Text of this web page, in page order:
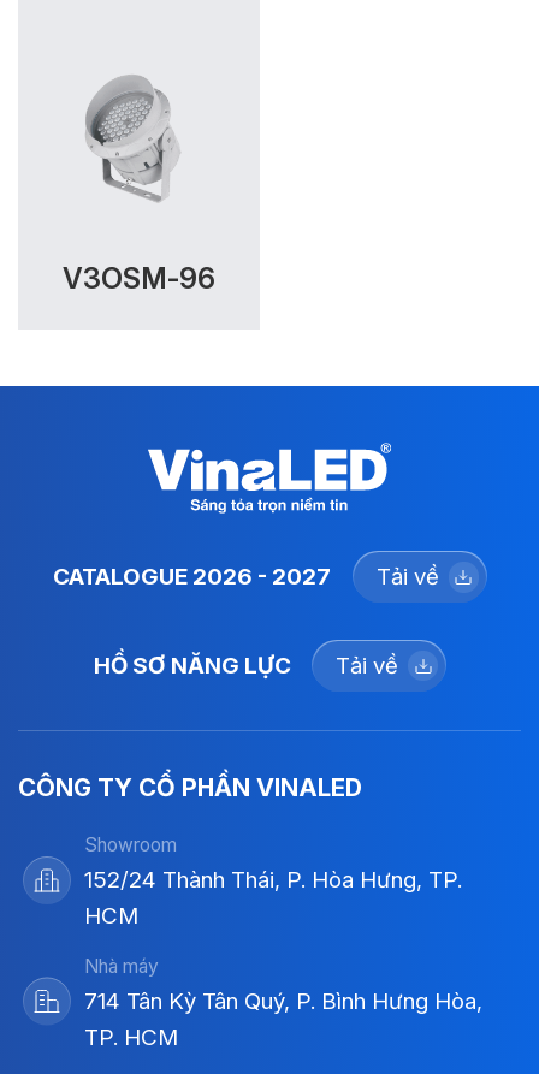
V3OSM-96
CATALOGUE 2026 - 2027 Tải về
HỒ SƠ NĂNG LỰC Tải về
CÔNG TY CỔ PHẦN VINALED
Showroom
152/24 Thành Thái, P. Hòa Hưng, TP.
HCM
Nhà máy
714 Tân Kỳ Tân Quý, P. Bình Hưng Hòa,
TP. HCM